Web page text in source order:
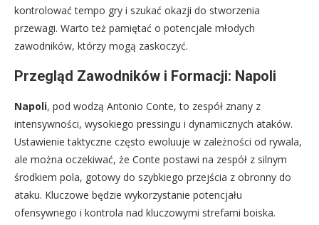
kontrolować tempo gry i szukać okazji do stworzenia
przewagi. Warto też pamiętać o potencjale młodych
zawodników, którzy mogą zaskoczyć.
Przegląd Zawodników i Formacji: Napoli
Napoli, pod wodzą Antonio Conte, to zespół znany z
intensywności, wysokiego pressingu i dynamicznych ataków.
Ustawienie taktyczne często ewoluuje w zależności od rywala,
ale można oczekiwać, że Conte postawi na zespół z silnym
środkiem pola, gotowy do szybkiego przejścia z obronny do
ataku. Kluczowe będzie wykorzystanie potencjału
ofensywnego i kontrola nad kluczowymi strefami boiska.